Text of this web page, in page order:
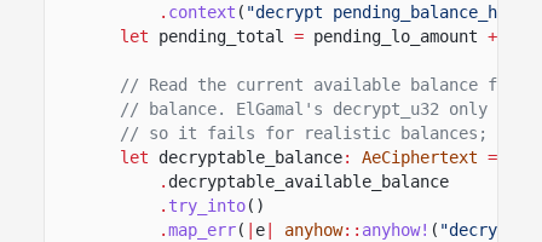
. context ( "decrypt pending_balance_hi"
let
pending_total = pending_lo_amount +
// Read the current available balance from
// balance. ElGamal's decrypt_u32 only
// so it fails for realistic balances; the
let
decryptable_balance: AeCiphertext =
. decryptable_available_balance
. try_into()
.map_err( e anyhow:: anyhow! (